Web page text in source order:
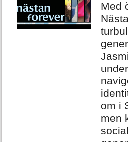
Med
om i
men